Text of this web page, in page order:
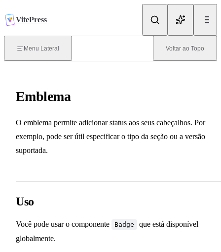
VitePress
Menu Lateral Voltar ao Topo
Configuração Frontmatter
API do tempo de execução
CLI
Emblema
O emblema permite adicionar status aos seus cabeçalhos. Por
exemplo, pode ser útil especificar o tipo da seção ou a versão
suportada.
Uso
Você pode usar o componente Badge
que está disponível
globalmente.